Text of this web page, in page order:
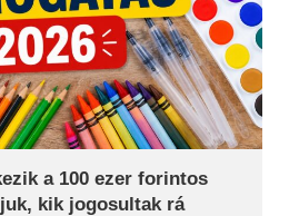
a 100 ezer forintos
kik jogosultak rá